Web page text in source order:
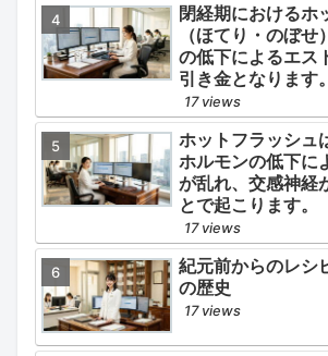
閉経期におけるホ
（ほてり・のぼ
の低下によるエス
引き金となります。
17 views
ホットフラッシュ
ホルモンの低下に
が乱れ、交感神経
とで起こります。
17 views
紀元前からのレシ
の歴史
17 views